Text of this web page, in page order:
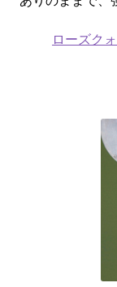
ローズク